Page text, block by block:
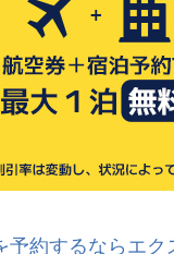
予約するならエ